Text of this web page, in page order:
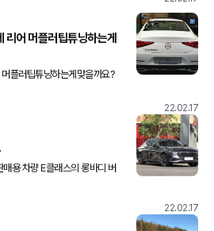
어 머플러팁튜닝하는게
플러팁튜닝하는게맞을까요?
일반모습으로 타고다니기 너
22.02.17
의 롱바디 버
22.02.17